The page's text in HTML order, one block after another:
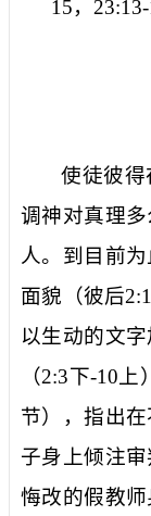
15，
使徒彼得
调神对真理
人。到目前
面貌（彼后
以生动的文
（2:3下-10
节），指出
子身上倾注
悔改的假教